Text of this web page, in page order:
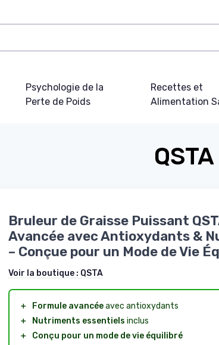
Psychologie de la
Perte de Poids
Recettes et
Alimentation
QSTA
Bruleur de Graisse Puissant
Avancée avec Antioxydants &
– Conçue pour un Mode de Vie
Voir la boutique : QSTA
＋ Formule avancéeavec antioxydants
＋
Nutriments essentiels inclus
＋
Conçu pour un mode de vie équilibré